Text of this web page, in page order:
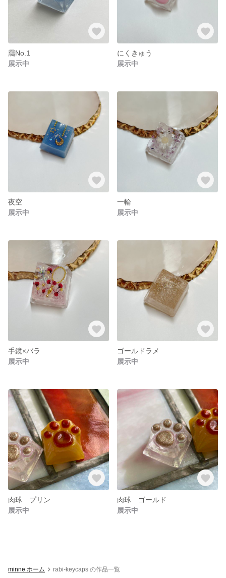
靄No.1
展示中
にくきゅう
展示中
夜空
展示中
一輪
展示中
手鏡×バラ
展示中
ゴールドラメ
展示中
肉球 プリン
展示中
肉球 ゴールド
展示中
minne ホーム rabi-keycaps の作品一覧